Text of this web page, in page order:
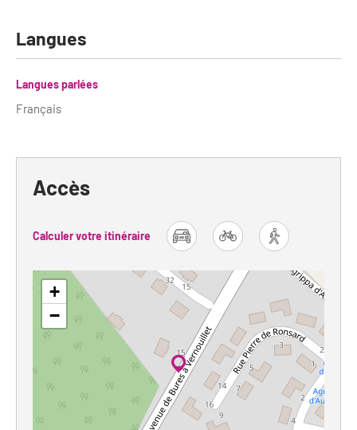
Langues
Langues parlées
Français
Accès
Calculer votre itinéraire
car bike foot
+
−